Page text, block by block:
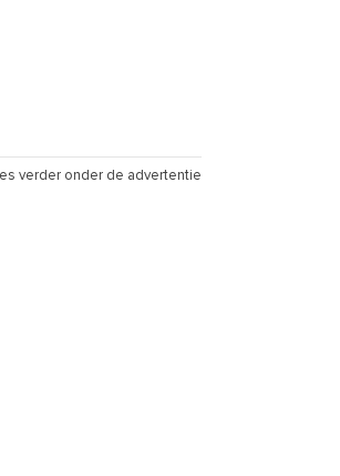
verder onder de advertentie